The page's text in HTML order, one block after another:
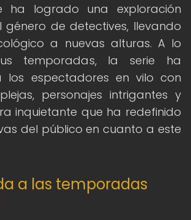
ha logrado una exploración
de detectives, llevando
a nuevas alturas. A lo
temporadas, la serie ha
los espectadores en vilo con
personajes intrigantes y
inquietante que ha redefinido
del público en cuanto a este
a las temporadas